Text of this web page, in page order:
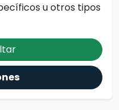
u otros tipos